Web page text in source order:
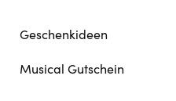
Geschenkideen
Musical Gutschein